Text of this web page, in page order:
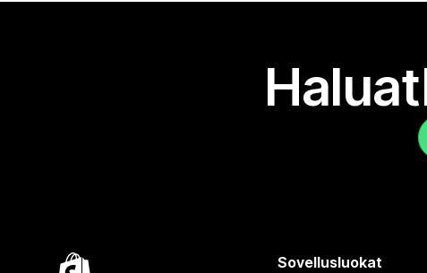
Sovellusluokat